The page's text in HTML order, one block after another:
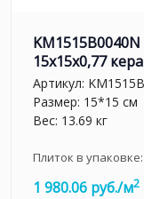
15x15x0,77
Артикул:
Размер: 15*15 см
Вес: 13.69 кг
Плиток в упаковке:
1 980.06 руб./м2